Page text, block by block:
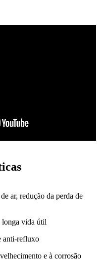
ar, redução da perda de
longa vida útil
anti-refluxo
e à corrosão